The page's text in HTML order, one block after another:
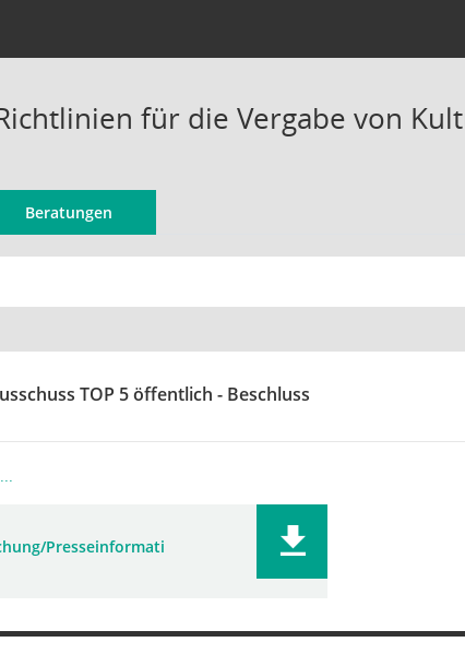
für die Vergabe von
Beratungen
TOP 5 öffentlich - Beschluss
Presseinformati